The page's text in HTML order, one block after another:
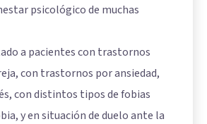
psicológico de muchas
a pacientes con trastornos
con trastornos por ansiedad,
con distintos tipos de fobias
y en situación de duelo ante la